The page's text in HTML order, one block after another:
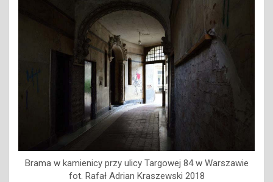
Brama w kamienicy przy ulicy Targowej 84 w Warszawie
fot. Rafał Adrian Kraszewski 2018